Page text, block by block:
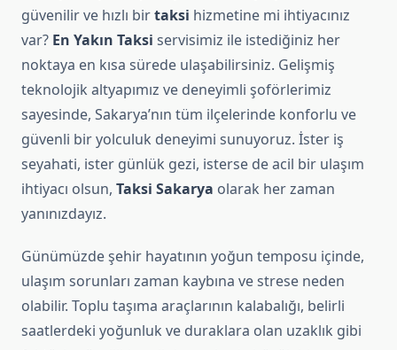
güvenilir ve hızlı birtaksi hizmetine mi ihtiyacınız
var? En Yakın Taksi servisimiz ile istediğiniz her
noktaya en kısa sürede ulaşabilirsiniz. Gelişmiş
teknolojik altyapımız ve deneyimli şoförlerimiz
sayesinde, Sakarya’nın tüm ilçelerinde konforlu ve
güvenli bir yolculuk deneyimi sunuyoruz. İster iş
seyahati, ister günlük gezi, isterse de acil bir ulaşım
ihtiyacı olsun, Taksi Sakarya olarak her zaman
yanınızdayız.
Günümüzde şehir hayatının yoğun temposu içinde,
ulaşım sorunları zaman kaybına ve strese neden
olabilir. Toplu taşıma araçlarının kalabalığı, belirli
saatlerdeki yoğunluk ve duraklara olan uzaklık gibi